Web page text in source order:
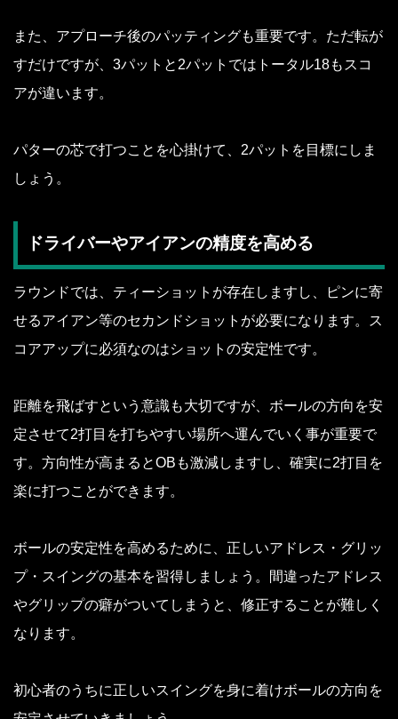
また、アプローチ後のパッティングも重要です。ただ転が
すだけですが、3パットと2パットではトータル18もスコ
アが違います。
パターの芯で打つことを心掛けて、2パットを目標にしま
しょう。
ドライバーやアイアンの精度を高める
ラウンドでは、ティーショットが存在しますし、ピンに寄
せるアイアン等のセカンドショットが必要になります。ス
コアアップに必須なのはショットの安定性です。
距離を飛ばすという意識も大切ですが、ボールの方向を安
定させて2打目を打ちやすい場所へ運んでいく事が重要で
す。方向性が高まるとOBも激減しますし、確実に2打目を
楽に打つことができます。
ボールの安定性を高めるために、正しいアドレス・グリッ
プ・スイングの基本を習得しましょう。間違ったアドレス
やグリップの癖がついてしまうと、修正することが難しく
なります。
初心者のうちに正しいスイングを身に着けボールの方向を